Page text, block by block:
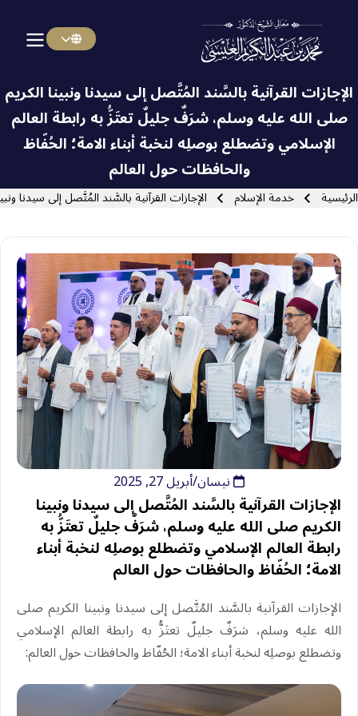
Skip to main navigation
Close search
‏الإجازات القرآنية بالسَّند المُتَّصل إلى سيدنا ونبينا الكريم
صلى الله عليه وسلم، شرَفٌ جليلٌ تعتَزُّ به ⁧‫رابطة العالم
الإسلامي‬⁩ وتضطلع بوصلِه لنخبة أبناء الامة؛ الحُفّاظ
والحافظات حول العالم
مسار التنقل
الرئيسية خدمة الإسلام ‏الإجازات القرآنية بالسَّند المُتَّصل إلى سيدنا
نيسان/أبريل 27, 2025
‏الإجازات القرآنية بالسَّند المُتَّصل إلى سيدنا ونبينا
الكريم صلى الله عليه وسلم، شرَفٌ جليلٌ تعتَزُّ به
⁧‫رابطة العالم الإسلامي‬⁩ وتضطلع بوصلِه لنخبة أبناء
الامة؛ الحُفّاظ والحافظات حول العالم
‏الإجازات القرآنية بالسَّند المُتَّصل إلى سيدنا ونبينا الكريم صلى
الله عليه وسلم، شرَفٌ جليلٌ تعتَزُّ به ⁧‫رابطة العالم الإسلامي‬⁩
وتضطلع بوصلِه لنخبة أبناء الامة؛ الحُفّاظ والحافظات حول العالم: